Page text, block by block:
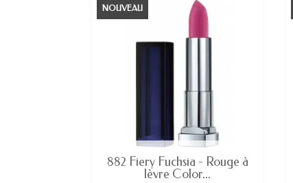
NOUVEAU
EN STOCK
882 Fiery Fuchsia - Rouge à
lèvre Color...